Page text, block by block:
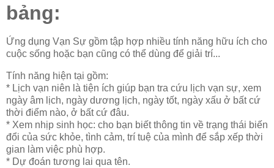
bảng:
Ứng dụng Vạn Sự gồm tập hợp nhiều tính năng hữu ích cho
cuộc sống hoặc bạn cũng có thể dùng để giải trí...
Tính năng hiện tại gồm:
* Lịch vạn niên là tiện ích giúp bạn tra cứu lịch vạn sự, xem
ngày âm lịch, ngày dương lịch, ngày tốt, ngày xấu ở bất cứ
thời điểm nào, ở bất cứ đâu.
* Xem nhịp sinh học: cho bạn biết thông tin về trạng thái biến
đổi của sức khỏe, tình cảm, trí tuệ của mình để sắp xếp thời
gian làm việc phù hợp.
* Dự đoán tương lai qua tên.